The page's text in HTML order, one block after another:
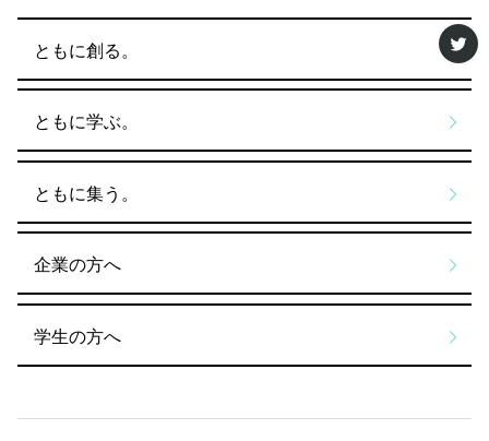
ともに創る。
ともに学ぶ。
ともに集う。
企業の方へ
学生の方へ